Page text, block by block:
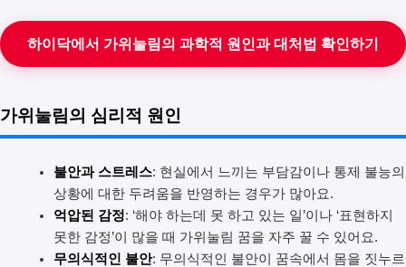
하이닥에서 가위눌림의 과학적 원인과 대처법 확인하기
가위눌림의 심리적 원인
불안과 스트레스: 현실에서 느끼는 부담감이나 통제 불능의
상황에 대한 두려움을 반영하는 경우가 많아요.
억압된 감정: ‘해야 하는데 못 하고 있는 일’이나 ‘표현하지
못한 감정’이 많을 때 가위눌림 꿈을 자주 꿀 수 있어요.
무의식적인 불안: 무의식적인 불안이 꿈속에서 몸을 짓누르